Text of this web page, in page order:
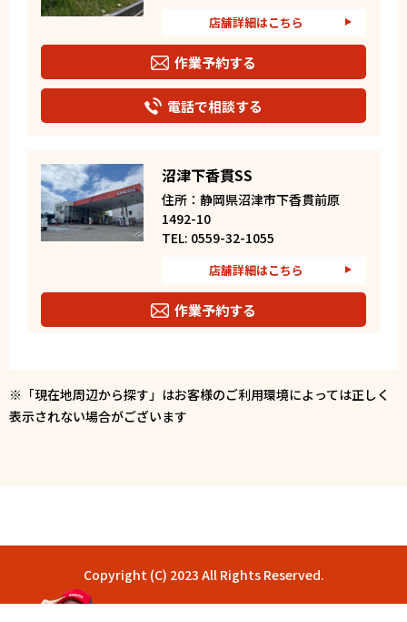
店舗詳細はこちら
作業予約する
電話で相談する
沼津下香貫SS
住所：静岡県沼津市下香貫前原
1492-10
TEL: 0559-32-1055
店舗詳細はこちら
作業予約する
沼津バイパス下りTS
電話で相談する
※「現在地周辺から探す」はお客様のご利用環境によっては正しく
表示されない場合がございます
Copyright (C) 2023 All Rights Reserved.